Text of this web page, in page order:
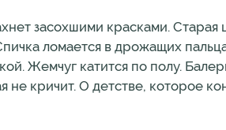
засохшими красками.
ломается в дрожащих
Жемчуг катится по полу.
не кричит. О детстве, которое